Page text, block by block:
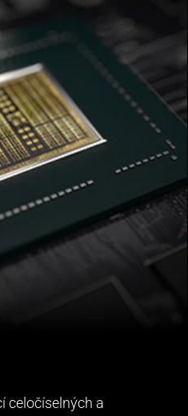
celočíselných a